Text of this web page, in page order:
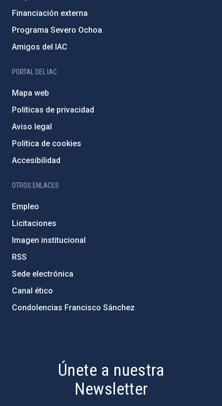
Financiación externa
Programa Severo Ochoa
Amigos del IAC
PORTAL DEL IAC
Mapa web
Políticas de privacidad
Aviso legal
Política de cookies
Accesibilidad
OTROS ENLACES
Empleo
Licitaciones
Imagen institucional
RSS
Sede electrónica
Canal ético
Condolencias Francisco Sánchez
Únete a nuestra
Newsletter